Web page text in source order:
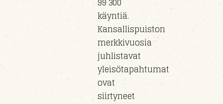
käyntiä.
Kansallispuiston
merkkivuosia
juhlistavat
yleisötapahtumat
ovat
siirtyneet